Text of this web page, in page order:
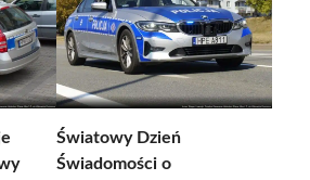
Światowy Dzień
Świadomości o